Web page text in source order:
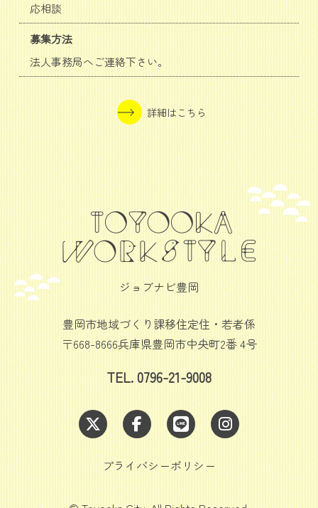
応相談
募集方法
法人事務局へご連絡下さい。
詳細はこちら
ジョブナビ豊岡
豊岡市地域づくり課移住定住・若者係
〒668-8666兵庫県豊岡市中央町2番 4号
TEL. 0796-21-9008
プライバシーポリシー